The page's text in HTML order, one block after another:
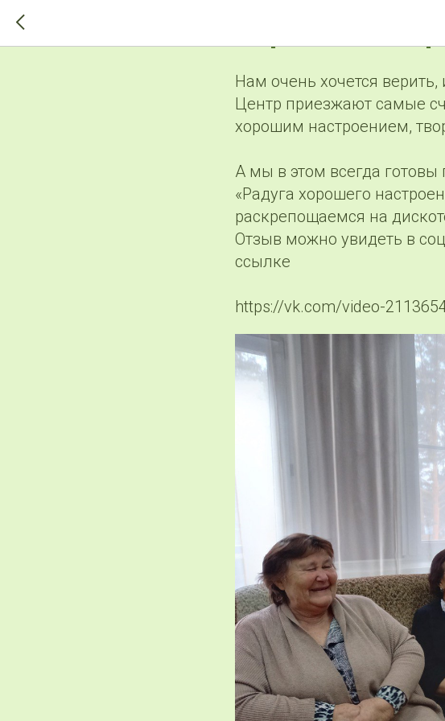
Хорошее
Нам очень хочется
Центр приезжают самые
хорошим настроением,
А мы в этом всегда
«Радуга хорошего
раскрепощаемся на
Отзыв можно увидеть в
ссылке
https://vk.com/video-